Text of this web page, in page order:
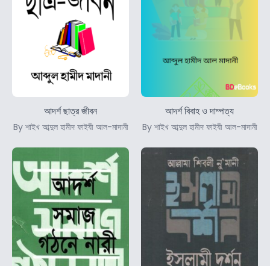
আদর্শ ছাত্র জীবন
By শাইখ আব্দুল হামীদ ফাইযী আল-মাদানী
আদর্শ বিবাহ ও দাম্পত্য
By শাইখ আব্দুল হামীদ ফাইযী আল-মাদানী